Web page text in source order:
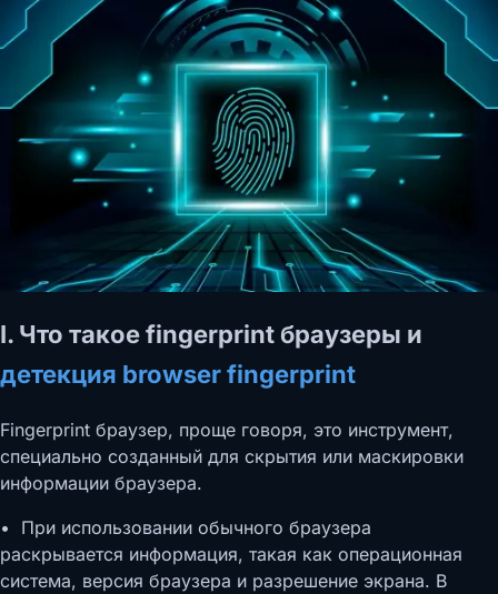
I. Что такое fingerprint браузеры и
детекция browser fingerprint
Fingerprint браузер, проще говоря, это инструмент,
специально созданный для скрытия или маскировки
информации браузера.
• При использовании обычного браузера
раскрывается информация, такая как операционная
система, версия браузера и разрешение экрана. В